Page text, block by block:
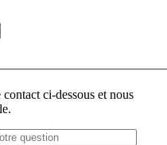
ci-dessous et nous